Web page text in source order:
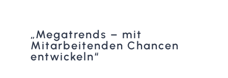
„Megatrends – mit
Mitarbeitenden Chancen
entwickeln“